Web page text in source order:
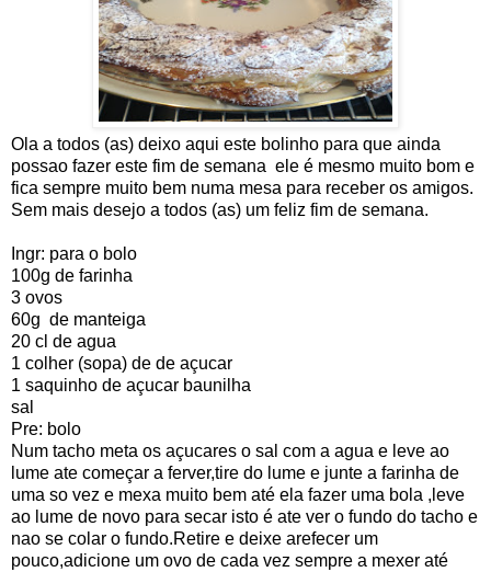
Ola a todos (as) deixo aqui este bolinho para que ainda
possao fazer este fim de semana ele é mesmo muito bom e
fica sempre muito bem numa mesa para receber os amigos.
Sem mais desejo a todos (as) um feliz fim de semana.
Ingr: para o bolo
100g de farinha
3 ovos
60g de manteiga
20 cl de agua
1 colher (sopa) de de açucar
1 saquinho de açucar baunilha
sal
Pre: bolo
Num tacho meta os açucares o sal com a agua e leve ao
lume ate começar a ferver,tire do lume e junte a farinha de
uma so vez e mexa muito bem até ela fazer uma bola ,leve
ao lume de novo para secar isto é ate ver o fundo do tacho e
nao se colar o fundo.Retire e deixe arefecer um
pouco,adicione um ovo de cada vez sempre a mexer até